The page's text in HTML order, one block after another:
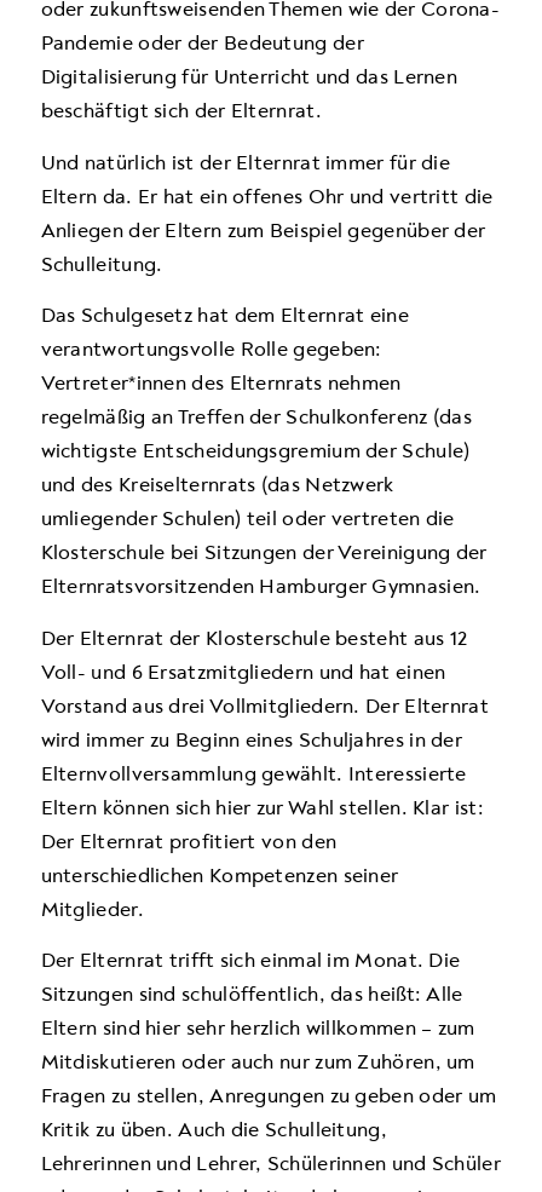
oder zukunftsweisenden Themen wie der Corona-
Pandemie oder der Bedeutung der
Digitalisierung für Unterricht und das Lernen
beschäftigt sich der Elternrat.
Und natürlich ist der Elternrat immer für die
Eltern da. Er hat ein offenes Ohr und vertritt die
Anliegen der Eltern zum Beispiel gegenüber der
Schulleitung.
Das Schulgesetz hat dem Elternrat eine
verantwortungsvolle Rolle gegeben:
Vertreter*innen des Elternrats nehmen
regelmäßig an Treffen der Schulkonferenz (das
wichtigste Entscheidungsgremium der Schule)
und des Kreiselternrats (das Netzwerk
umliegender Schulen) teil oder vertreten die
Klosterschule bei Sitzungen der Vereinigung der
Elternratsvorsitzenden Hamburger Gymnasien.
Der Elternrat der Klosterschule besteht aus 12
Voll- und 6 Ersatzmitgliedern und hat einen
Vorstand aus drei Vollmitgliedern. Der Elternrat
wird immer zu Beginn eines Schuljahres in der
Elternvollversammlung gewählt. Interessierte
Eltern können sich hier zur Wahl stellen. Klar ist:
Der Elternrat profitiert von den
unterschiedlichen Kompetenzen seiner
Mitglieder.
Der Elternrat trifft sich einmal im Monat. Die
Sitzungen sind schulöffentlich, das heißt: Alle
Eltern sind hier sehr herzlich willkommen – zum
Mitdiskutieren oder auch nur zum Zuhören, um
Fragen zu stellen, Anregungen zu geben oder um
Kritik zu üben. Auch die Schulleitung,
Lehrerinnen und Lehrer, Schülerinnen und Schüler